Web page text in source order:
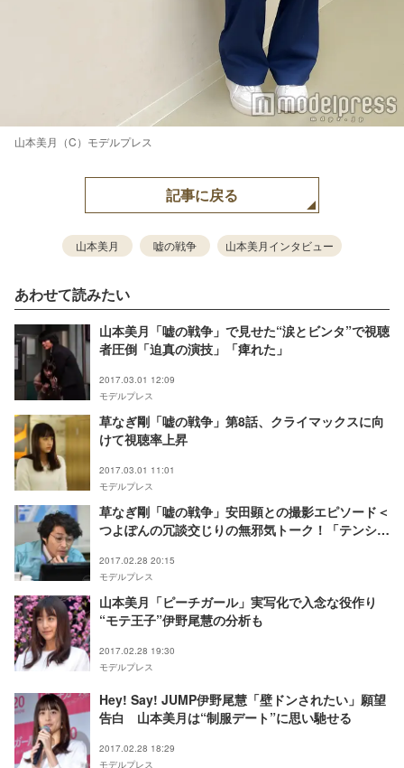
山本美月（C）モデルプレス
記事に戻る
山本美月 嘘の戦争 山本美月インタビュー
あわせて読みたい
山本美月「嘘の戦争」で見せた“涙とビンタ”で視聴
者圧倒「迫真の演技」「痺れた」
2017.03.01 12:09
モデルプレス
草なぎ剛「嘘の戦争」第8話、クライマックスに向
けて視聴率上昇
2017.03.01 11:01
モデルプレス
草なぎ剛「嘘の戦争」安田顕との撮影エピソード＜
つよぽんの冗談交じりの無邪気トーク！「テンショ
けてんのかな」＞
2017.02.28 20:15
モデルプレス
山本美月「ピーチガール」実写化で入念な役作り
“モテ王子”伊野尾慧の分析も
2017.02.28 19:30
モデルプレス
Hey! Say! JUMP伊野尾慧「壁ドンされたい」願望
告白 山本美月は“制服デート”に思い馳せる
2017.02.28 18:29
モデルプレス